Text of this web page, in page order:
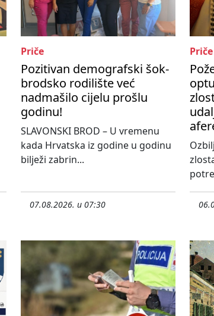
Priče
Pozitivan demografski šok-
brodsko rodilište već
nadmašilo cijelu prošlu
godinu!
SLAVONSKI BROD – U vremenu
kada Hrvatska iz godine u godinu
bilježi zabrin...
07.08.2026. u 07:30
Priče